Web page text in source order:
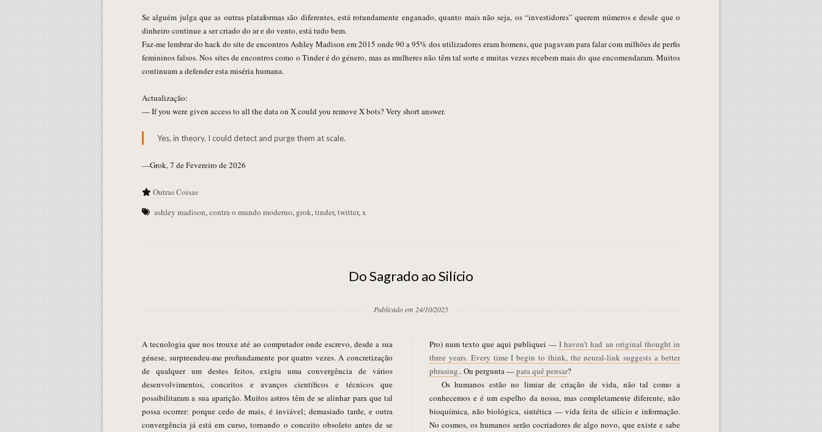
Se alguém julga que as outras plataformas são diferentes, está rotundamente enganado, quanto mais não seja, os “investidores” querem números e desde que o
dinheiro continue a ser criado do ar e do vento, está tudo bem.
Faz-me lembrar do hack do site de encontros Ashley Madison em 2015 onde 90 a 95% dos utilizadores eram homens, que pagavam para falar com milhões de perfis
femininos falsos. Nos sites de encontros como o Tinder é do género, mas as mulheres não têm tal sorte e muitas vezes recebem mais do que encomendaram. Muitos
continuam a defender esta miséria humana.
Actualização:
— If you were given access to all the data on X could you remove X bots? Very short answer.
Yes, in theory. I could detect and purge them at scale.
—Grok, 7 de Fevereiro de 2026
Outras Coisas
ashley madison,contra o mundo moderno, grok,tinder,twitter,x
Do Sagrado ao Silício
Publicado em 24/10/2025
A tecnologia que nos trouxe até ao computador onde escrevo, desde a sua
génese, surpreendeu-me profundamente por quatro vezes. A concretização
de qualquer um destes feitos, exigiu uma convergência de vários
desenvolvimentos, conceitos e avanços científicos e técnicos que
possibilitaram a sua aparição. Muitos astros têm de se alinhar para que tal
possa ocorrer: porque cedo de mais, é inviável; demasiado tarde, e outra
convergência já está em curso, tornando o conceito obsoleto antes de se
Pro) num texto que aqui publiquei — I haven’t had an original thought in
three years. Every time I begin to think, the neural-link suggests a better
phrasing.. Ou pergunta —para quê pensar?
Os humanos estão no limiar de criação de vida, não tal como a
conhecemos e é um espelho da nossa, mas completamente diferente, não
bioquímica, não biológica, sintética — vida feita de silício e informação.
No cosmos, os humanos serão cocriadores de algo novo, que existe e sabe